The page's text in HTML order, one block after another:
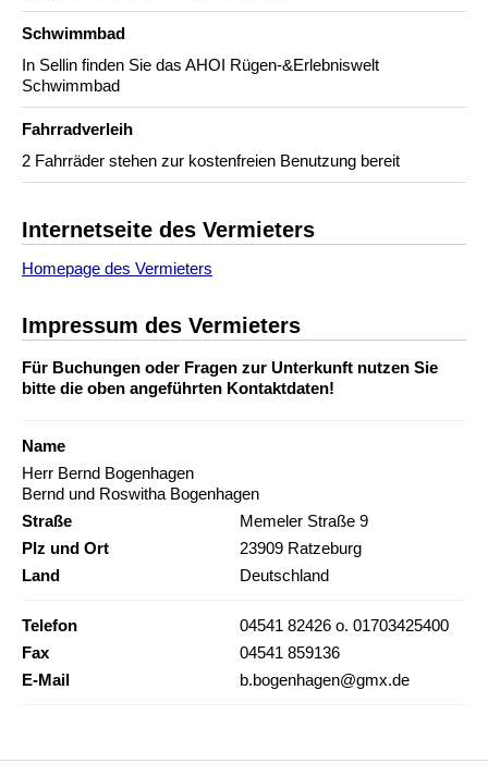
Schwimmbad
In Sellin finden Sie das AHOI Rügen-&Erlebniswelt
Schwimmbad
Fahrradverleih
2 Fahrräder stehen zur kostenfreien Benutzung bereit
Internetseite des Vermieters
Homepage des Vermieters
Impressum des Vermieters
Für Buchungen oder Fragen zur Unterkunft nutzen Sie
bitte die oben angeführten Kontaktdaten!
Name
Herr Bernd Bogenhagen
Bernd und Roswitha Bogenhagen
Straße
Memeler Straße 9
Plz und Ort
23909 Ratzeburg
Land
Deutschland
Telefon
04541 82426 o. 01703425400
Fax
04541 859136
E-Mail
b.bogenhagen@gmx.de